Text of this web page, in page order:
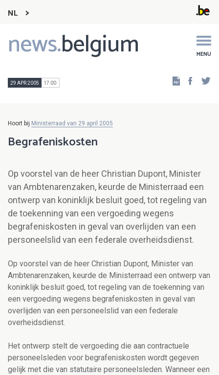
NL
news.belgium MENU
Main
navigation
29 APR 2005 17:00
Hoort bij Ministerraad van 29 april 2005
Begrafeniskosten
Op voorstel van de heer Christian Dupont, Minister
van Ambtenarenzaken, keurde de Ministerraad een
ontwerp van koninklijk besluit goed, tot regeling van
de toekenning van een vergoeding wegens
begrafeniskosten in geval van overlijden van een
personeelslid van een federale overheidsdienst.
Op voorstel van de heer Christian Dupont, Minister van
Ambtenarenzaken, keurde de Ministerraad een ontwerp van
koninklijk besluit goed, tot regeling van de toekenning van
een vergoeding wegens begrafeniskosten in geval van
overlijden van een personeelslid van een federale
overheidsdienst.
Het ontwerp stelt de vergoeding die aan contractuele
personeelsleden voor begrafeniskosten wordt gegeven
gelijk met die van statutaire personeelsleden. Wanneer een